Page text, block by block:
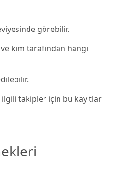
görebilir.
kim tarafından hangi
takipler için bu kayıtlar